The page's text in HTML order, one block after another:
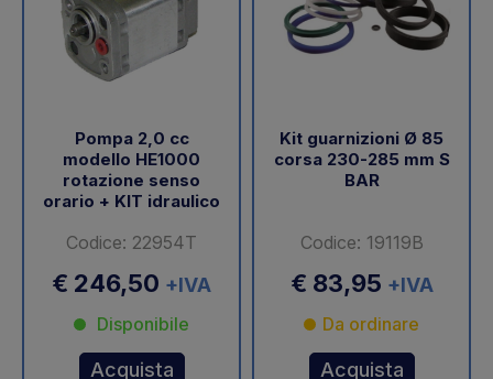
Pompa 2,0 cc
modello HE1000
rotazione senso
orario + KIT idraulico
Codice: 22954T
€ 246,50 +IVA
Disponibile
Acquista
Kit guarnizioni Ø 85
corsa 230-285 mm S
BAR
Codice: 19119B
€ 83,95 +IVA
Da ordinare
Acquista